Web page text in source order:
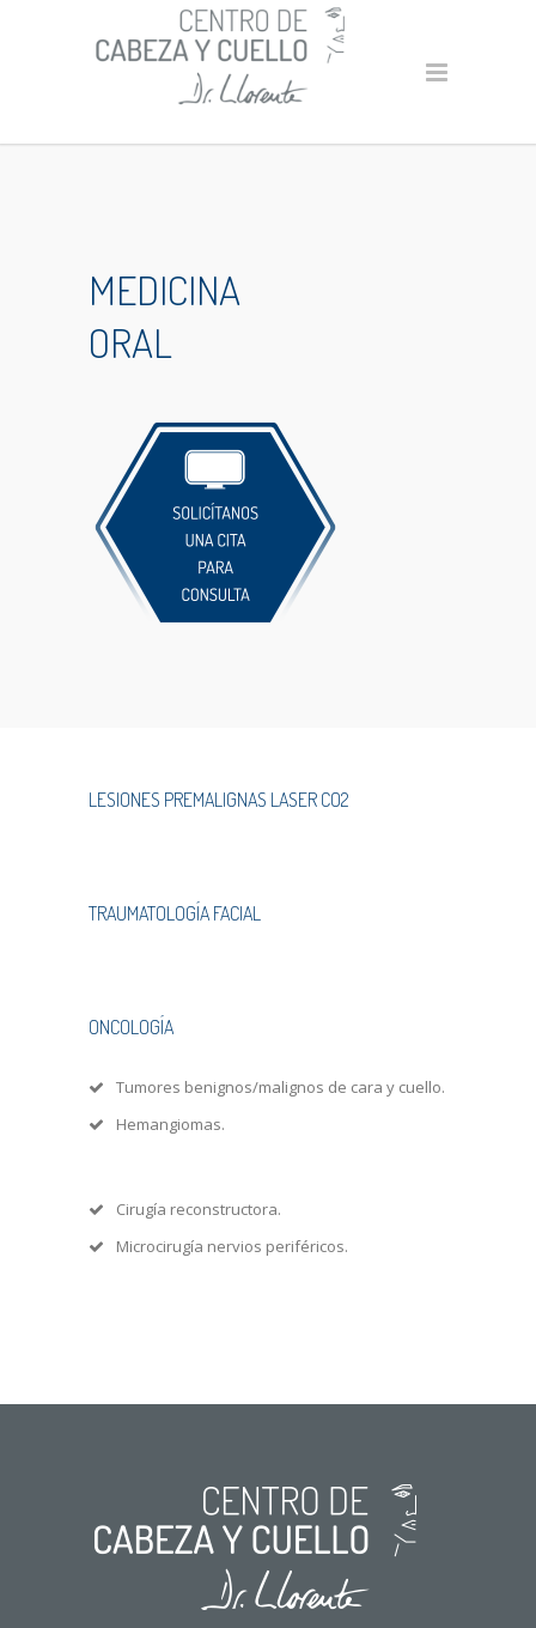
MEDICINA
ORAL
LESIONES PREMALIGNAS LASER CO2
TRAUMATOLOGÍA FACIAL
ONCOLOGÍA
Tumores benignos/malignos de cara y cuello.
Hemangiomas.
Cirugía reconstructora.
Microcirugía nervios periféricos.